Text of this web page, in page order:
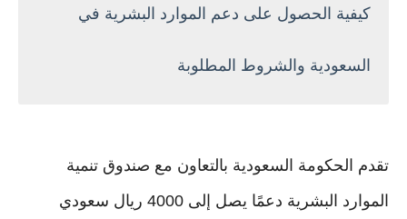
كيفية الحصول على دعم الموارد البشرية في
السعودية والشروط المطلوبة
تقدم الحكومة السعودية بالتعاون مع صندوق تنمية
الموارد البشرية دعمًا يصل إلى 4000 ريال سعودي